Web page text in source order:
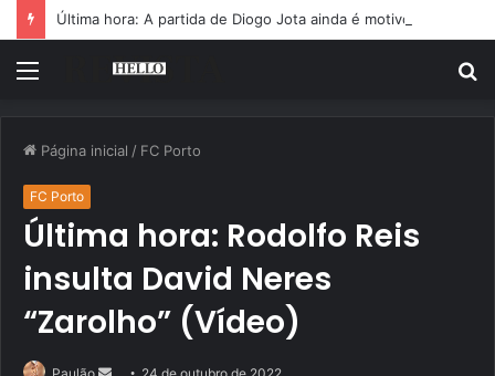
Menu
Página inicial / FC Porto
FC Porto
Última hora: Rodolfo Reis
insulta David Neres
“Zarolho” (Vídeo)
Mande